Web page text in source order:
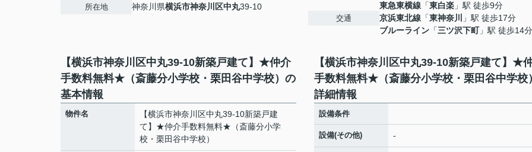
所在地 神奈川県横浜市神奈川区中丸39-10
交通
東急東横線 「東白楽 」駅 徒歩9分
京浜東北線 「東神奈川
」駅 徒歩17分
ブルーライン 「三ツ沢下町」駅 徒歩14分
【横浜市神奈川区中丸39-10新築戸建て】★仲介
手数料無料★（斎藤分小学校・栗田谷中学校）の
基本情報
物件名
【横浜市神奈川区中丸39-10新築戸建
て】★仲介手数料無料★（斎藤分小学
校・栗田谷中学校）
【横浜市神奈川区中丸39-10新築戸建て】★
手数料無料★（斎藤分小学校・栗田谷中学校
詳細情報
設備条件
設備(その他) -